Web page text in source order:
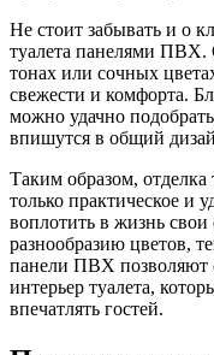
Не стоит забывать и о
туалета панелями ПВХ.
тонах или сочных
свежести и комфорта.
можно удачно
впишутся в общий
Таким образом,
только практическое и
воплотить в жизнь
разнообразию цветов,
панели ПВХ позволяют
интерьер туалета,
впечатлять гостей.